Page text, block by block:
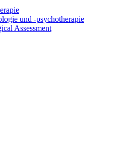
und -psychotherapie
Assessment